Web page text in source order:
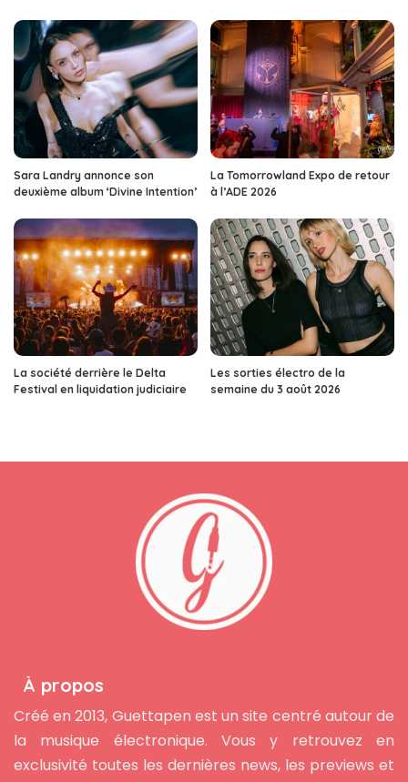
Sara Landry annonce son
deuxième album ‘Divine Intention’
La Tomorrowland Expo de retour
à l’ADE 2026
La société derrière le Delta
Festival en liquidation judiciaire
Les sorties électro de la
semaine du 3 août 2026
À propos
Créé en 2013, Guettapen est un site centré autour de
la musique électronique. Vous y retrouvez en
exclusivité toutes les dernières news, les previews et